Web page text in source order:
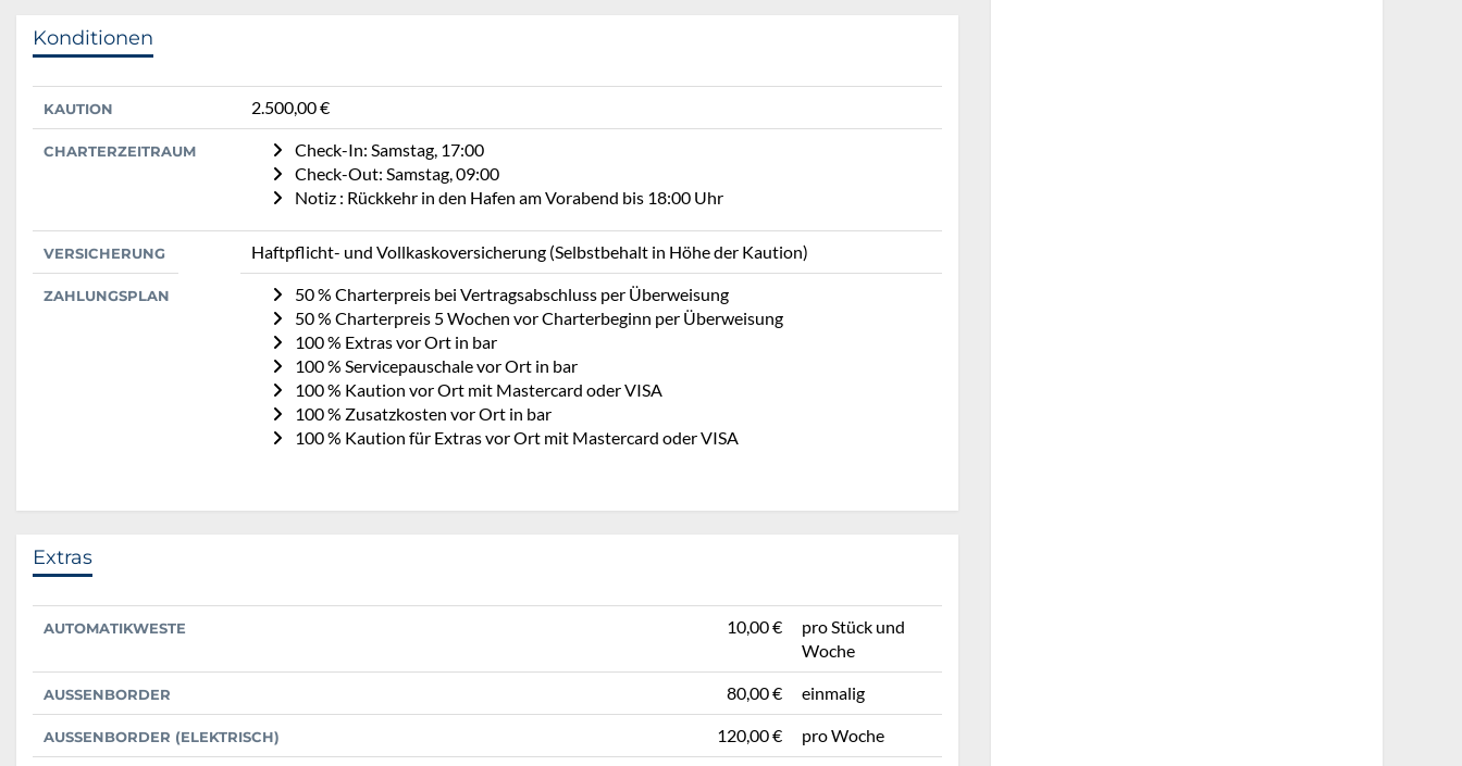
Konditionen
KAUTION 2.500,00 €
CHARTERZEITRAUM
Check-In: Samstag, 17:00
Check-Out: Samstag, 09:00
Notiz : Rückkehr in den Hafen am Vorabend bis 18:00 Uhr
VERSICHERUNG Haftpflicht- und Vollkaskoversicherung (Selbstbehalt in Höhe der Kaution)
ZAHLUNGSPLAN
50 % Charterpreis bei Vertragsabschluss per Überweisung
50 % Charterpreis 5 Wochen vor Charterbeginn per Überweisung
100 % Extras vor Ort in bar
100 % Servicepauschale vor Ort in bar
100 % Kaution vor Ort mit Mastercard oder VISA
100 % Zusatzkosten vor Ort in bar
100 % Kaution für Extras vor Ort mit Mastercard oder VISA
Extras
AUTOMATIKWESTE 10,00 €
pro Stück und
Woche
AUSSENBORDER 80,00 € einmalig
AUSSENBORDER (ELEKTRISCH) 120,00 € pro Woche